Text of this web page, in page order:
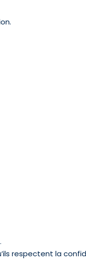
respectent la